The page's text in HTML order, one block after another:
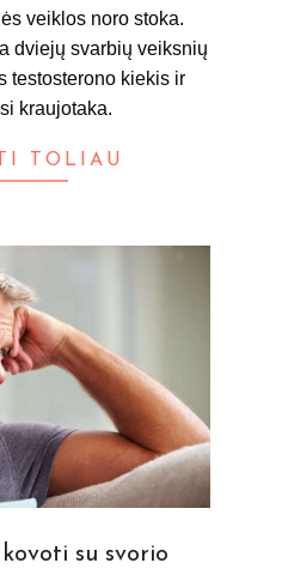
veiklos noro stoka.
dviejų svarbių veiksnių
testosterono kiekis ir
kraujotaka.
TOLIAU
su svorio